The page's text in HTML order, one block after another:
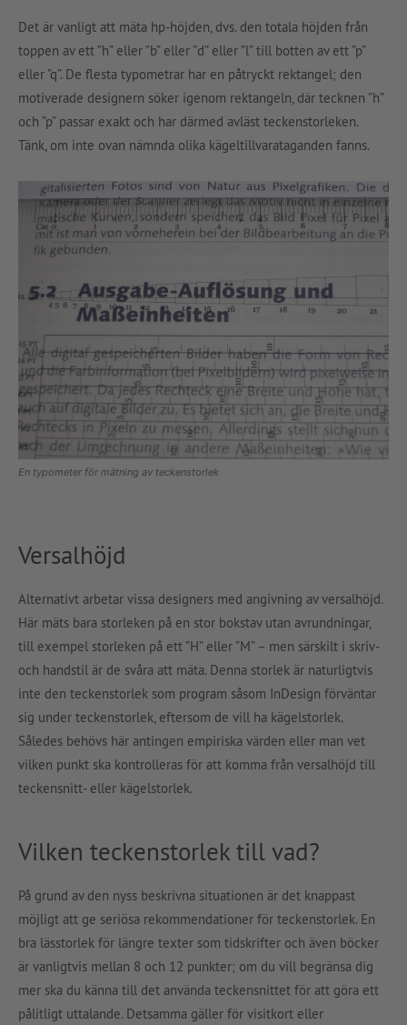
Det är vanligt att mäta hp-höjden, dvs. den totala höjden från
toppen av ett ”h” eller ”b” eller ”d” eller ”l” till botten av ett ”p”
eller ”q”. De flesta typometrar har en påtryckt rektangel; den
motiverade designern söker igenom rektangeln, där tecknen ”h”
och ”p” passar exakt och har därmed avläst teckenstorleken.
Tänk, om inte ovan nämnda olika kägeltillvarataganden fanns.
En typometer för mätning av teckenstorlek
Versalhöjd
Alternativt arbetar vissa designers med angivning av versalhöjd.
Här mäts bara storleken på en stor bokstav utan avrundningar,
till exempel storleken på ett ”H” eller ”M” – men särskilt i skriv-
och handstil är de svåra att mäta. Denna storlek är naturligtvis
inte den teckenstorlek som program såsom InDesign förväntar
sig under teckenstorlek, eftersom de vill ha kägelstorlek.
Således behövs här antingen empiriska värden eller man vet
vilken punkt ska kontrolleras för att komma från versalhöjd till
teckensnitt- eller kägelstorlek.
Vilken teckenstorlek till vad?
På grund av den nyss beskrivna situationen är det knappast
möjligt att ge seriösa rekommendationer för teckenstorlek. En
bra lässtorlek för längre texter som tidskrifter och även böcker
är vanligtvis mellan 8 och 12 punkter; om du vill begränsa dig
mer ska du känna till det använda teckensnittet för att göra ett
pålitligt uttalande. Detsamma gäller för visitkort eller